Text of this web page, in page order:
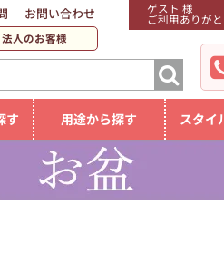
ゲスト 様
ご利用ありがと
お問い合わせ
法人のお客様
す 用途から探す スタイ